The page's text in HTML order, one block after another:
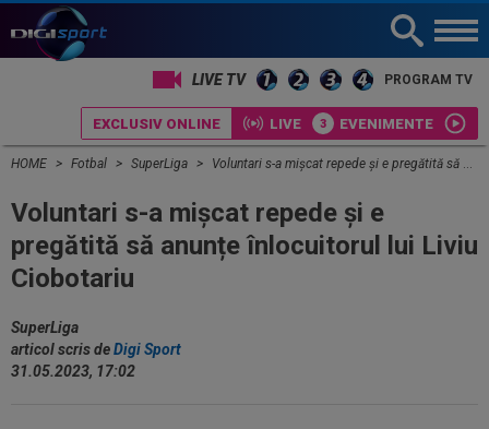
LIVE TV PROGRAM TV
EXCLUSIV ONLINE LIVE EVENIMENTE
HOME Fotbal SuperLiga Voluntari s-a mișcat repede și e pregătită să anunțe înlocuitorul lui Liviu Ciobotariu
Voluntari s-a mișcat repede și e
pregătită să anunțe înlocuitorul lui Liviu
Ciobotariu
SuperLiga
articol scris deDigi Sport
31.05.2023, 17:02